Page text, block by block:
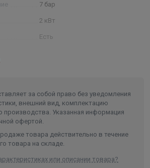
покрытие бака, устойчивое к
в любом помещении
7 бар
2 кВт
Есть
2,5 года
механический
Нет
Нет
Есть
за собой право без уведомления
внешний вид, комплектацию
производства. Указанная информация
офертой.
товара действительно в течение
товара на складе.
или описании товара?